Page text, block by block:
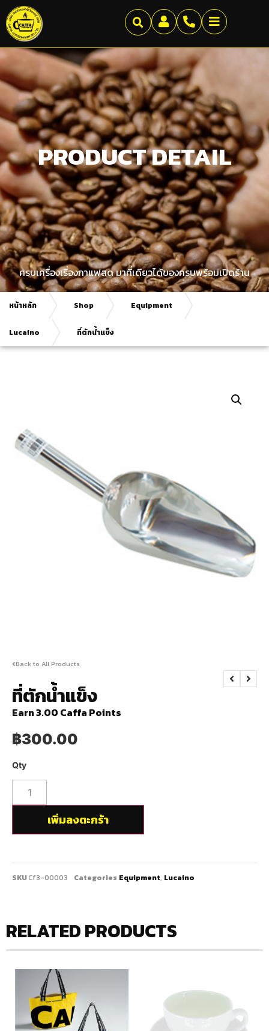
PRODUCT DETAIL
ครบเครื่องเรื่องกาแฟสด มาที่เดียวได้ของครบพร้อมเปิดร้าน
หน้าหลัก Shop Equipment
Lucaino ที่ตักน้ำแข็ง
Back to All Products
ที่ตักน้ำแข็ง
Earn 3.00 Caffa Points
฿300.00
เพิ่มลงตะกร้า
SKUCf3-00003 Categories Equipment, Lucaino
RELATED PRODUCTS